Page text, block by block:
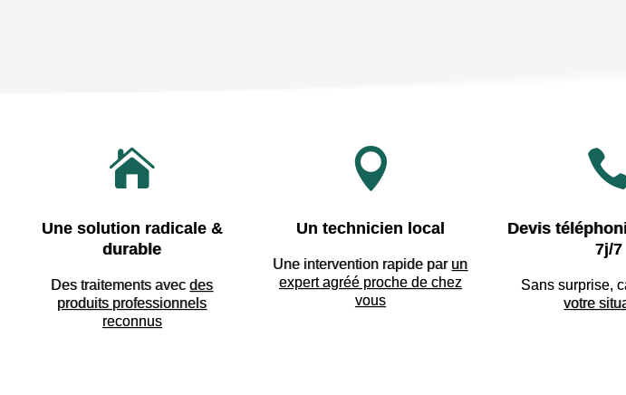

Une solution radicale &
durable
Des traitements avecdes
produits professionnels
reconnus

Un technicien local
Une intervention rapide par un
expert agréé proche de chez
vous
Devis
7j/7
Sans surprise,
votre